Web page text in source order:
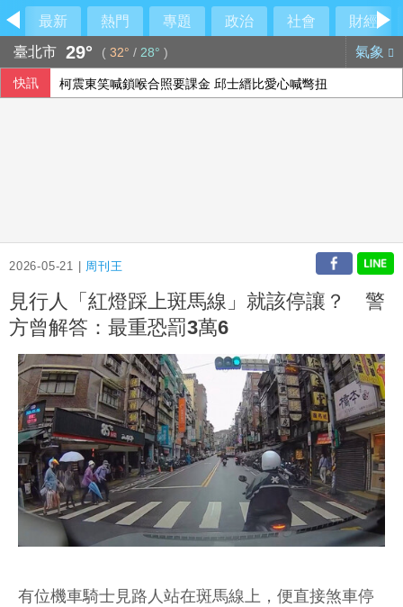
最新 熱門 專題 政治 社會
財經
臺北市 29° ( 32° / 28° ) 氣象
快訊 柯震東笑喊鎖喉合照要課金 邱士縉比愛心喊彆扭
2026-05-21 | 周刊王
見行人「紅燈踩上斑馬線」就該停讓？ 警
方曾解答：最重恐罰3萬6
有位機車騎士見路人站在斑馬線上，便直接煞車停